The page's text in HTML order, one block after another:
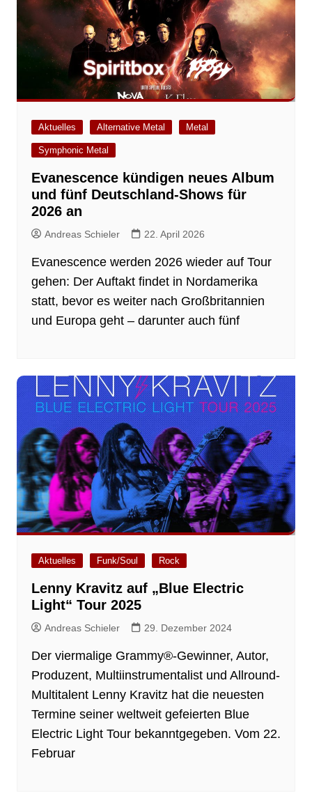
Aktuelles Alternative Metal Metal
Symphonic Metal
Evanescence kündigen neues Album
und fünf Deutschland-Shows für
2026 an
Andreas Schieler 22. April 2026
Evanescence werden 2026 wieder auf Tour
gehen: Der Auftakt findet in Nordamerika
statt, bevor es weiter nach Großbritannien
und Europa geht – darunter auch fünf
Aktuelles Funk/Soul Rock
Lenny Kravitz auf „Blue Electric
Light“ Tour 2025
Andreas Schieler 29. Dezember 2024
Der viermalige Grammy®-Gewinner, Autor,
Produzent, Multiinstrumentalist und Allround-
Multitalent Lenny Kravitz hat die neuesten
Termine seiner weltweit gefeierten Blue
Electric Light Tour bekanntgegeben. Vom 22.
Februar